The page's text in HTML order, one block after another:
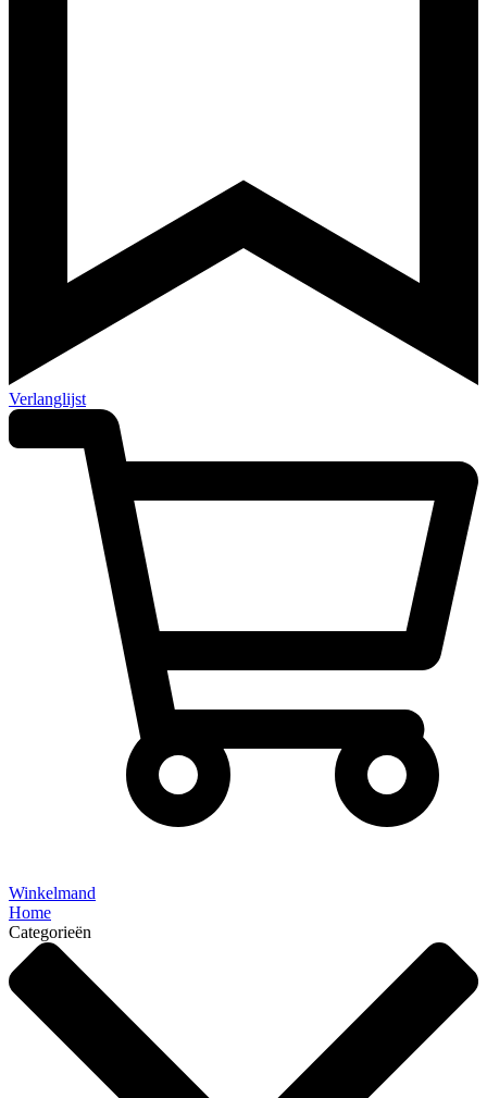
Verlanglijst
Winkelmand
Home
Categorieën